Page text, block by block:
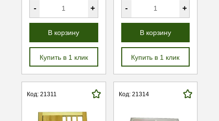
- +
В корзину
Купить в 1 клик
- +
В корзину
Купить в 1 клик
Код: 21311 Код: 21314